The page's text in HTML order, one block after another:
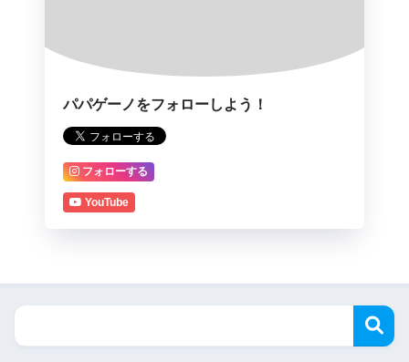
パパゲーノをフォローしよう！
フォローする
YouTube